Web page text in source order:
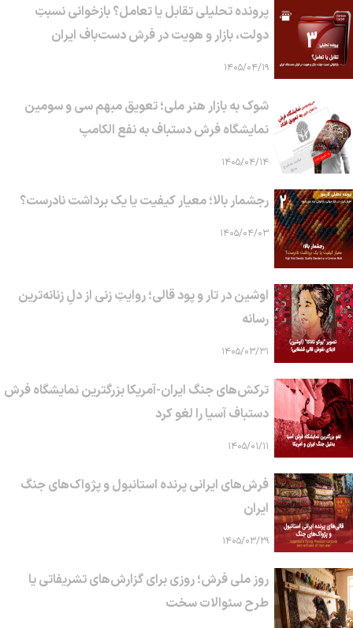
پرونده تحلیلی تقابل یا تعامل؟ بازخوانی نسبتِ
دولت، بازار و هویت در فرش دست‌باف ایران
۱۴۰۵/۰۴/۱۹
شوک به بازار هنر ملی؛ تعویق مبهم سی و سومین
نمایشگاه فرش دستباف به نفع الکامپ
۱۴۰۵/۰۴/۱۴
رجشمار بالا؛ معیار کیفیت یا یک برداشت نادرست؟
۱۴۰۵/۰۴/۰۳
اوشین در تار و پود قالی؛ روایتِ زنی از دلِ زنانه‌ترین
رسانه
۱۴۰۵/۰۳/۳۱
ترکش‌های جنگ ایران-آمریکا بزرگترین نمایشگاه فرش
دستباف آسیا را لغو کرد
۱۴۰۵/۰۱/۱۱
فرش‌های ایرانی پرنده استانبول و پژواک‌های جنگ
ایران
۱۴۰۵/۰۳/۲۹
روز ملی فرش؛ روزی برای گزارش‌های تشریفاتی یا
طرح سئوالات سخت